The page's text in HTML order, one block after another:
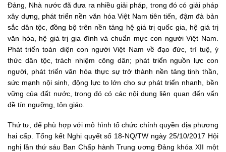
Đảng, Nhà nước đã đưa ra nhiều giải pháp, trong đó có giải pháp
xây dựng, phát triển nền văn hóa Việt Nam tiên tiến, đậm đà bản
sắc dân tộc, đồng bộ trên nền tảng hệ giá trị quốc gia, hệ giá trị
văn hóa, hệ giá trị gia đình và chuẩn mực con người Việt Nam.
Phát triển toàn diện con người Việt Nam về đạo đức, trí tuệ, ý
thức dân tộc, trách nhiệm công dân; phát triển nguồn lực con
người, phát triển văn hóa thực sự trở thành nền tảng tinh thần,
sức mạnh nội sinh, động lực to lớn cho sự phát triển nhanh, bền
vững của đất nước, trong đó có các nội dung liên quan đến vấn
đề tín ngưỡng, tôn giáo.
Thứ tư, để phù hợp với mô hình tổ chức chính quyền địa phương
hai cấp. Tổng kết Nghị quyết số 18-NQ/TW ngày 25/10/2017 Hội
nghị lần thứ sáu Ban Chấp hành Trung ương Đảng khóa XII một